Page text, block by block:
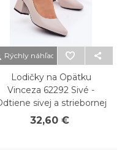
Rýchly náhľad
Lodičky na Opätku
Vinceza 62292 Sivé -
sivej a striebornej
32,60 €